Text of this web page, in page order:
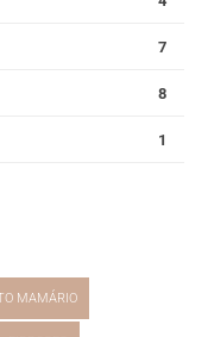
7
8
1
MAMÁRIO